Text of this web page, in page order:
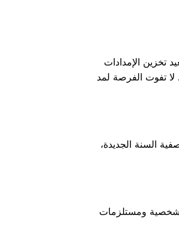
تخزين الإمدادات
لا تفوت الفرصة لمد
السنة الجديدة،
ومستلزمات